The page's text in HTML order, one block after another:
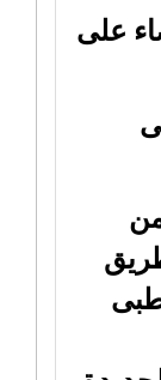
على